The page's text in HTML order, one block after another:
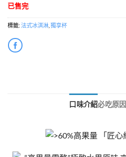
已售完
標籤: 法式冰淇淋 獨享杯
口味介紹必吃原因